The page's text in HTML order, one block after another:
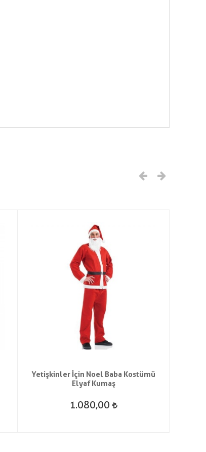
Yetişkinler İçin Noel Baba Kostümü
Elyaf Kumaş
1.080,00